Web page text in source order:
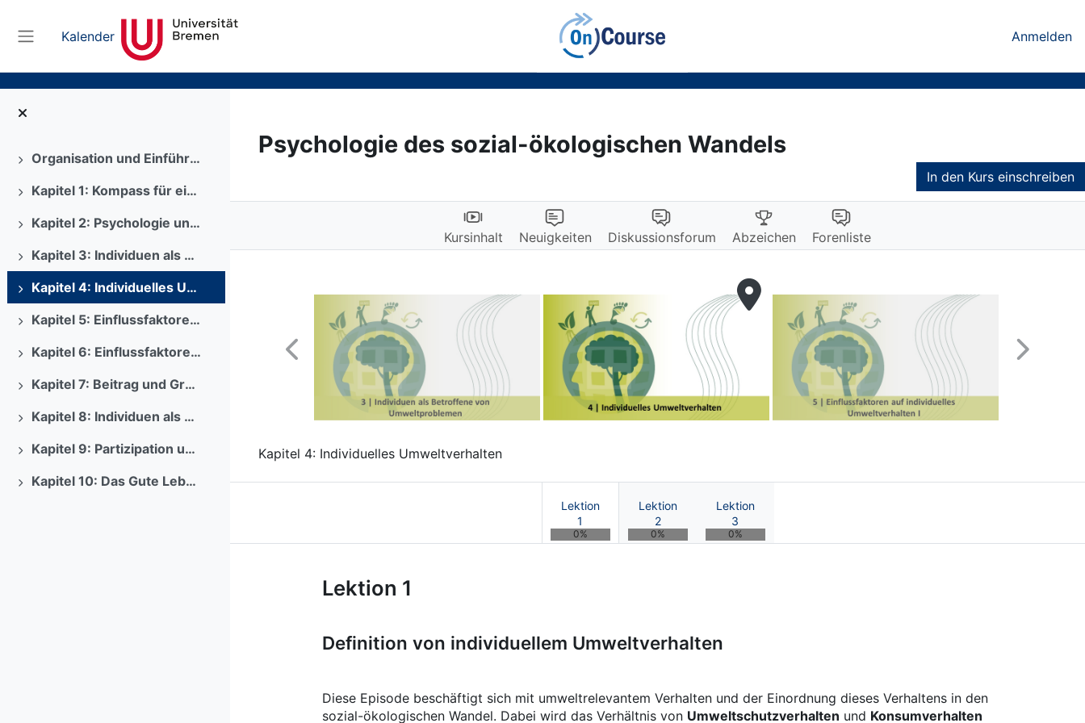
Website-Übersicht
Kalender Anmelden
Ausklappen Organisation und Einführung
Ausklappen Kapitel 1: Kompass für eine Psychologie des sozial-ökologischen Wandels
Ausklappen Kapitel 2: Psychologie und gesellschaftliche Transformation
Ausklappen Kapitel 3: Individuen als Betroffene von Umweltproblemen
Ausklappen Kapitel 4: Individuelles Umweltverhalten
Ausklappen Kapitel 5: Einflussfaktoren auf individuelles Umweltverhalten I
Ausklappen Kapitel 6: Einflussfaktoren auf individuelles Umweltverhalten II
Ausklappen Kapitel 7: Beitrag und Grenzen von individuellem Umweltverhalten
Ausklappen Kapitel 8: Individuen als Aktivist*innen und Akteur*innen in Organisationen
Ausklappen Kapitel 9: Partizipation und Engagenemt - Individuen als öffentlich Handelnde
Ausklappen Kapitel 10: Das Gute Leben in sozial-ökologisch nachhaltigen Gesellschaften
Psychologie des sozial-ökologischen Wandels
In den Kurs einschreiben
Kursinhalt Neuigkeiten Diskussionsforum Abzeichen Forenliste
Previous
Kapitel 4: Individuelles Umweltverhalten
Lektion
1
0%
Lektion
2
0%
Lektion
3
0%
Kurs: Psychologie des sozial-ökologischen Wandels | OnCourse UB
Lektion 1
Definition von individuellem Umweltverhalten
Diese Episode beschäftigt sich mit umweltrelevantem Verhalten und der Einordnung dieses Verhaltens in den
sozial-ökologischen Wandel. Dabei wird das Verhältnis von Umweltschutzverhalten und Konsumverhalten